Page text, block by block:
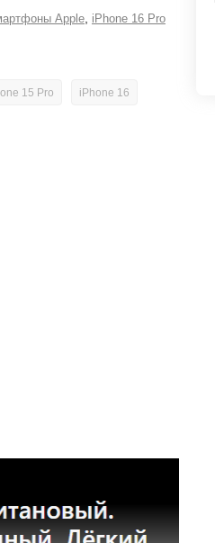
Apple, iPhone 16 Pro
15 Pro iPhone 16